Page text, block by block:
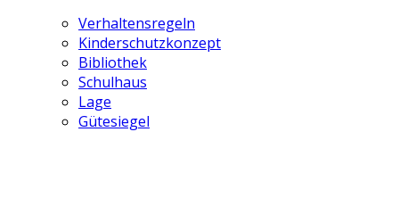
Verhaltensregeln
Kinderschutzkonzept
Bibliothek
Schulhaus
Lage
Gütesiegel